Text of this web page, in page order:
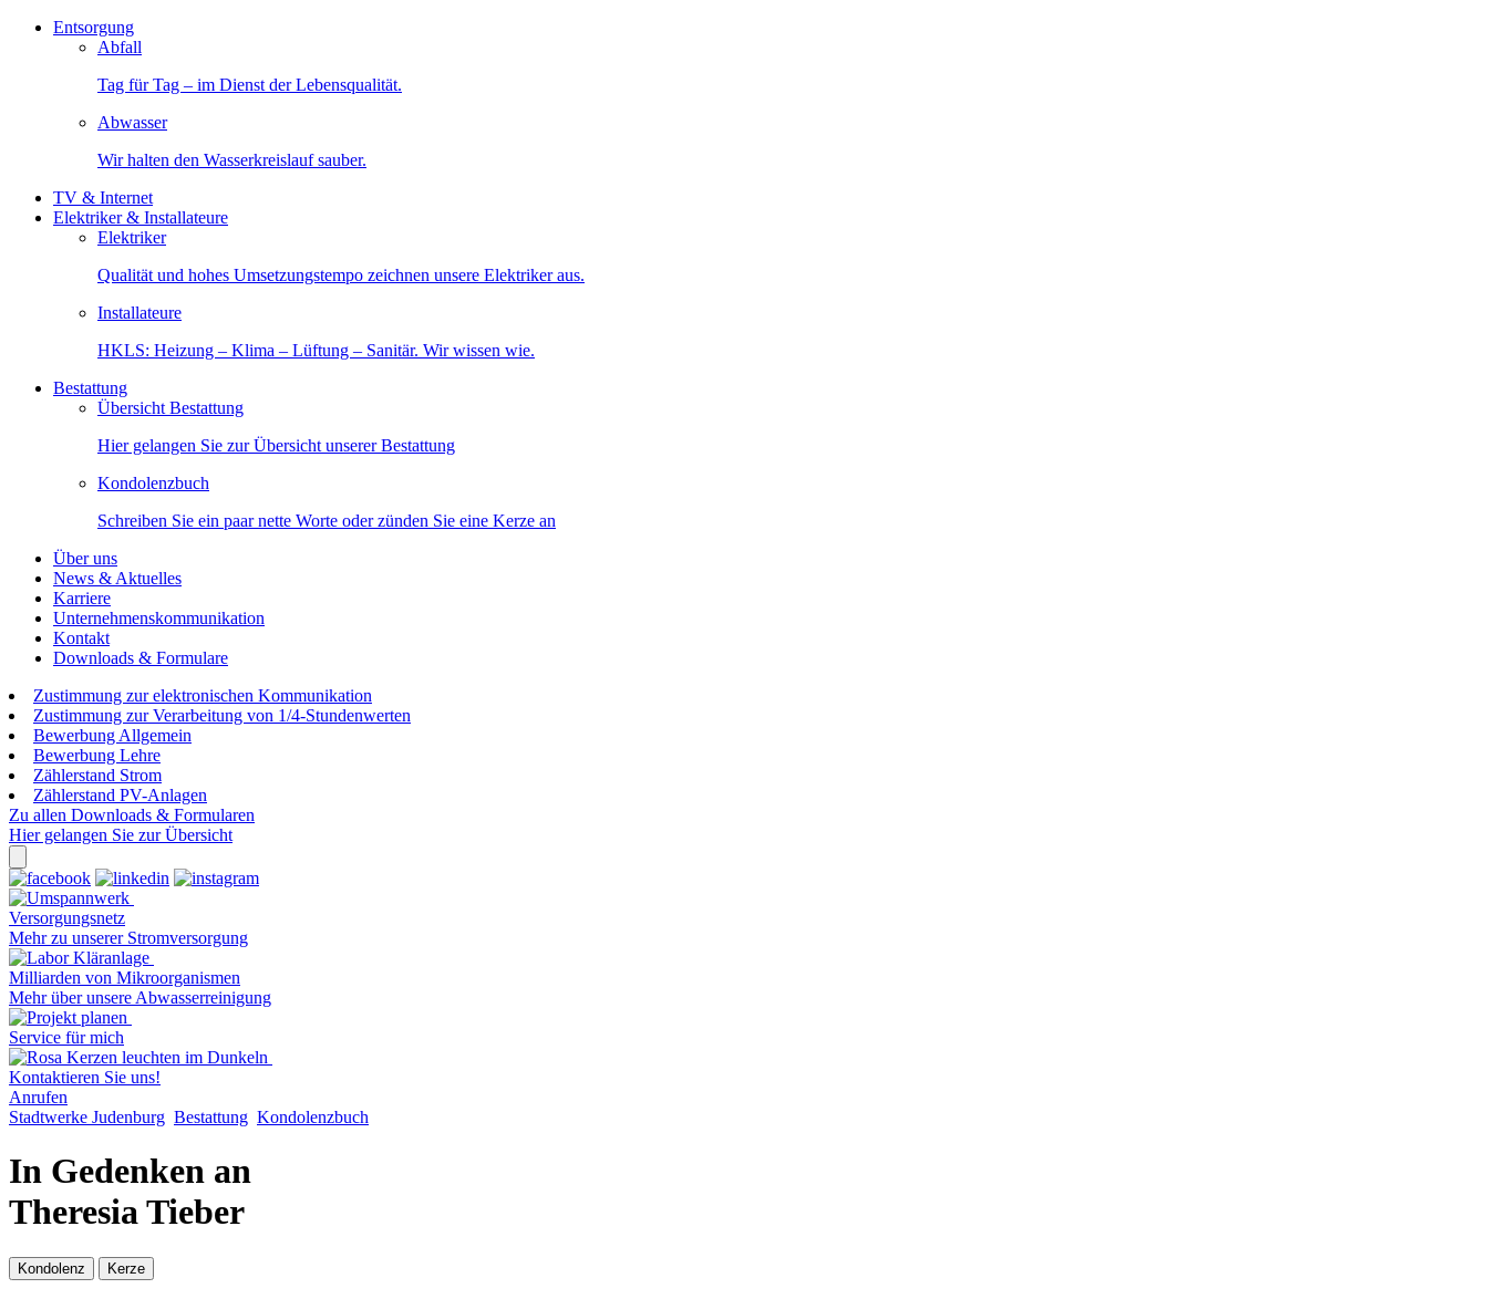
Entsorgung
Abfall
Tag für Tag – im Dienst der Lebensqualität.
Abwasser
Wir halten den Wasserkreislauf sauber.
TV & Internet
Elektriker & Installateure
Elektriker
Qualität und hohes Umsetzungstempo zeichnen unsere Elektriker aus.
Installateure
HKLS: Heizung – Klima – Lüftung – Sanitär. Wir wissen wie.
Bestattung
Übersicht Bestattung
Hier gelangen Sie zur Übersicht unserer Bestattung
Kondolenzbuch
Schreiben Sie ein paar nette Worte oder zünden Sie eine Kerze an
Über uns
News & Aktuelles
Karriere
Unternehmenskommunikation
Kontakt
Downloads & Formulare
Zustimmung zur elektronischen Kommunikation
Zustimmung zur Verarbeitung von 1/4-Stundenwerten
Bewerbung Allgemein
Bewerbung Lehre
Zählerstand Strom
Zählerstand PV-Anlagen
Zu allen Downloads & Formularen
Hier gelangen Sie zur Übersicht
Versorgungsnetz
Mehr zu unserer Stromversorgung
Milliarden von Mikroorganismen
Mehr über unsere Abwasserreinigung
Service für mich
Kontaktieren Sie uns!
Anrufen
Stadtwerke Judenburg Bestattung Kondolenzbuch
In Gedenken an
Theresia Tieber
Kondolenz Kerze